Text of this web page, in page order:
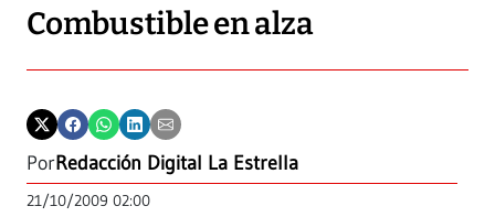
Combustible en alza
PorRedacción Digital La Estrella
21/10/2009 02:00